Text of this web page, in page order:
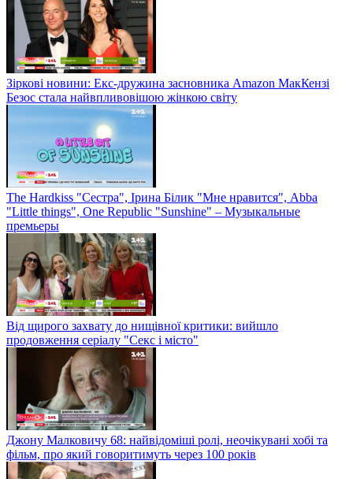
Зіркові новини: Екс-дружина засновника Amazon МакКензі
Безос стала найвпливовішою жінкою світу
The Hardkiss "Сестра", Ірина Білик "Мне нравится", Abba
"Little things", One Republic "Sunshine" – Музыкальные
премьеры
Від щирого захвату до нищівної критики: вийшло
продовження серіалу "Секс і місто"
Джону Малковичу 68: найвідоміші ролі, неочікувані хобі та
фільм, про який говоритимуть через 100 років